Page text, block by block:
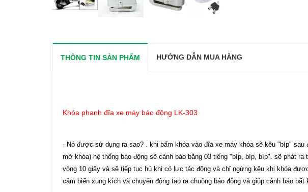
THÔNG TIN SẢN PHẨM HƯỚNG DẪN MUA HÀNG
Khóa phanh đĩa xe máy báo động LK-303
- Nó được sử dụng ra sao? . khi bấm khóa vào đĩa xe máy khóa sẽ kêu "bíp"
mở khóa) hệ thống báo động sẽ cảnh báo bằng 03 tiếng "bíp, bíp, bíp". sẽ phát
vòng 10 giây và sẽ tiếp tục hú khi có lực tác động và chỉ ngừng kêu khi khóa
cảm biến xung kích và chuyển động tạo ra chuông báo động và giúp cảnh báo